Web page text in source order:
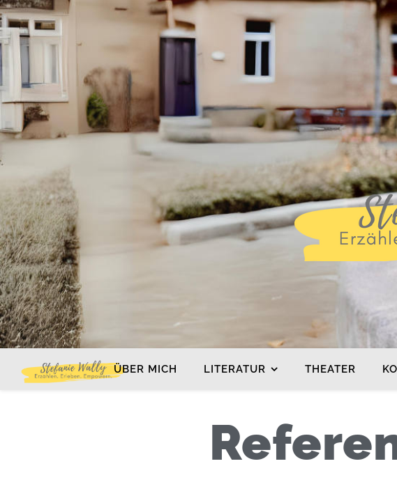
ÜBER MICH LITERATUR THEATER